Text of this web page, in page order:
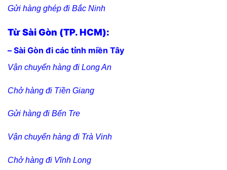
Gửi hàng ghép đi Bắc Ninh
Từ Sài Gòn (TP. HCM):
– Sài Gòn đi các tỉnh miền Tây
Vận chuyển hàng đi Long An
Chở hàng đi Tiền Giang
Gửi hàng đi Bến Tre
Vận chuyển hàng đi Trà Vinh
Chở hàng đi Vĩnh Long